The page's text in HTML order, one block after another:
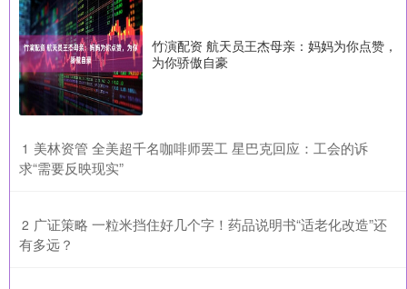
竹演配资 航天员王杰母亲：妈妈为你点赞，
为你骄傲自豪
1 ​美林资管 全美超千名咖啡师罢工 星巴克回应：工会的诉
求“需要反映现实”
2 ​广证策略 一粒米挡住好几个字！药品说明书“适老化改造”还
有多远？